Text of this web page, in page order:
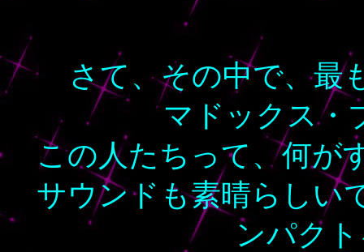
さて、その中で、最
マドックス・
この人たちって、何が
サウンドも素晴らしい
ンパク